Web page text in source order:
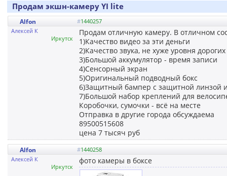
Продам экшн-камеру YI lite
Alfon #1440257
Алексей К
Иркутск
Продам отличную камеру. В отличном
1)Качество видео за эти деньги
2)Качество звука, не хуже уровня
3)Большой аккумулятор - время записи
4)Сенсорный экран
5)Оригинальный подводный бокс
6)Защитный бампер с защитной линзой
7)Большой набор креплений для
Коробочки, сумочки - всё на месте
Отправка в другие города обсуждаема
89500515608
цена 7 тысяч руб
Alfon #1440258
Алексей К
Иркутск
фото камеры в боксе